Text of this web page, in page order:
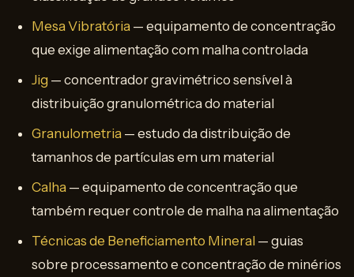
Mesa Vibratória — equipamento de concentração
que exige alimentação com malha controlada
Jig — concentrador gravimétrico sensível à
distribuição granulométrica do material
Granulometria — estudo da distribuição de
tamanhos de partículas em um material
Calha — equipamento de concentração que
também requer controle de malha na alimentação
Técnicas de Beneficiamento Mineral — guias
sobre processamento e concentração de minérios